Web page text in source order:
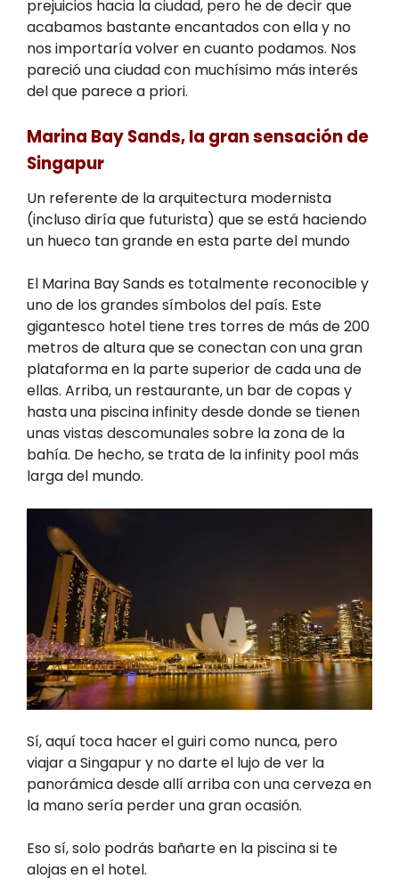
prejuicios hacia la ciudad, pero he de decir que
acabamos bastante encantados con ella y no
nos importaría volver en cuanto podamos. Nos
pareció una ciudad con muchísimo más interés
del que parece a priori.
Marina Bay Sands, la gran sensación de
Singapur
Un referente de la arquitectura modernista
(incluso diría que futurista) que se está haciendo
un hueco tan grande en esta parte del mundo
El Marina Bay Sands es totalmente reconocible y
uno de los grandes símbolos del país. Este
gigantesco hotel tiene tres torres de más de 200
metros de altura que se conectan con una gran
plataforma en la parte superior de cada una de
ellas. Arriba, un restaurante, un bar de copas y
hasta una piscina infinity desde donde se tienen
unas vistas descomunales sobre la zona de la
bahía. De hecho, se trata de la infinity pool más
larga del mundo.
Sí, aquí toca hacer el guiri como nunca, pero
viajar a Singapur y no darte el lujo de ver la
panorámica desde allí arriba con una cerveza en
la mano sería perder una gran ocasión.
Eso sí, solo podrás bañarte en la piscina si te
alojas en el hotel.